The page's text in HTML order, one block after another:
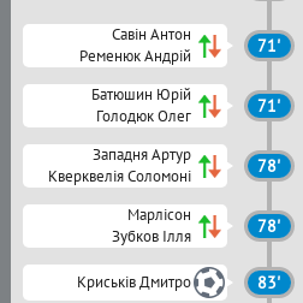
Савін Антон
Ременюк Андрій
71'
Батюшин Юрій
Голодюк Олег
71'
Западня Артур
Кверквелія Соломоні
78'
Марлісон
Зубков Ілля
78'
Криськів Дмитро 83'